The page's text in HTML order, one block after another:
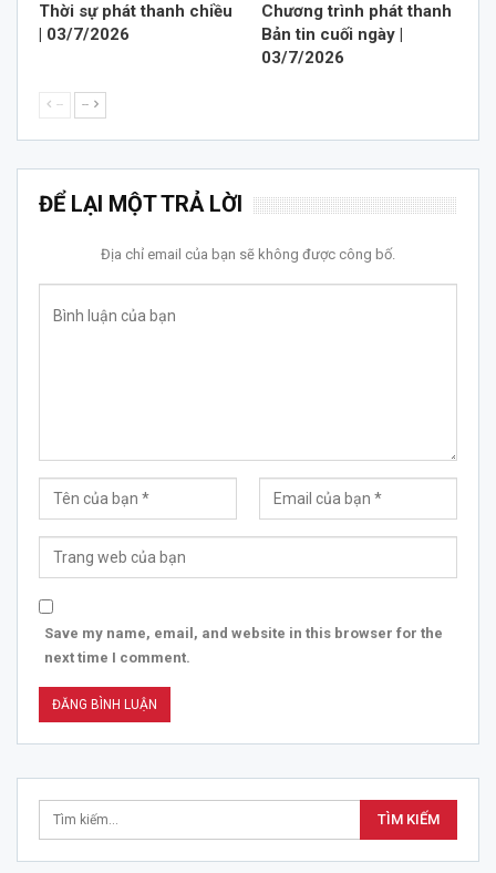
Thời sự phát thanh chiều
| 03/7/2026
Chương trình phát thanh
Bản tin cuối ngày |
03/7/2026
-- --
ĐỂ LẠI MỘT TRẢ LỜI
Địa chỉ email của bạn sẽ không được công bố.
Save my name, email, and website in this browser for the
next time I comment.